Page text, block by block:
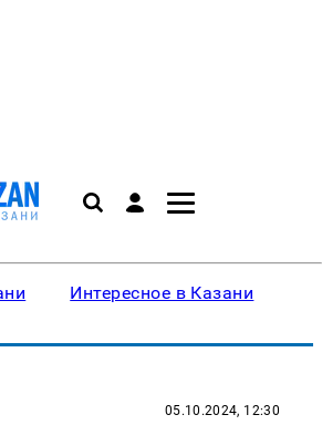
Интересное в Казани
05.10.2024, 12:30